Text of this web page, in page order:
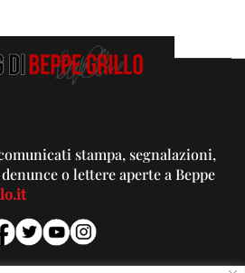
stampa, segnalazioni,
o lettere aperte a Beppe